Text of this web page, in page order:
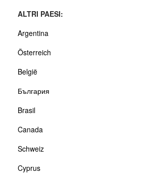
ALTRI PAESI:
Argentina
Österreich
België
България
Brasil
Canada
Schweiz
Cyprus